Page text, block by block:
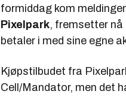
formiddag kom
Pixelpark, fremsetter nå
betaler i med sine egne
Kjøpstilbudet fra
Cell/Mandator, men det